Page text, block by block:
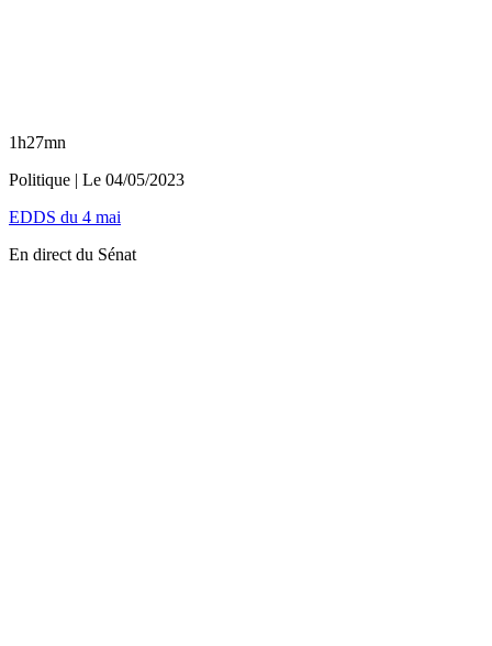
1h27mn
Politique | Le 04/05/2023
EDDS du 4 mai
En direct du Sénat